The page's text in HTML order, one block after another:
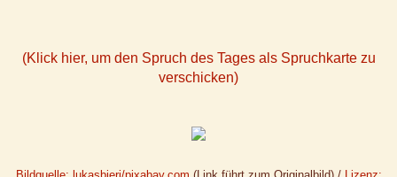
(Klick hier, um den Spruch des Tages als Spruchkarte zu
verschicken)